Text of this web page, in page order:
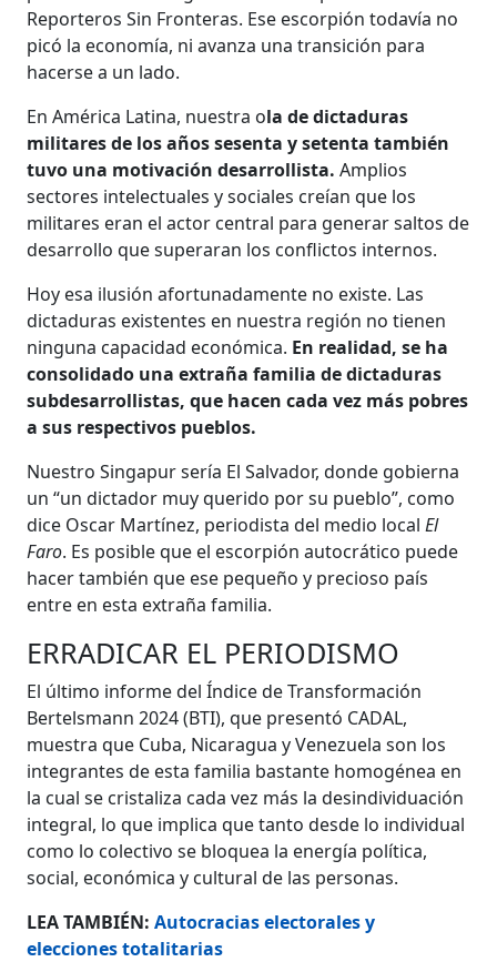
Reporteros Sin Fronteras. Ese escorpión todavía no
picó la economía, ni avanza una transición para
hacerse a un lado.
En América Latina, nuestra ola de dictaduras
militares de los años sesenta y setenta también
tuvo una motivación desarrollista. Amplios
sectores intelectuales y sociales creían que los
militares eran el actor central para generar saltos de
desarrollo que superaran los conflictos internos.
Hoy esa ilusión afortunadamente no existe. Las
dictaduras existentes en nuestra región no tienen
ninguna capacidad económica. En realidad, se ha
consolidado una extraña familia de dictaduras
subdesarrollistas, que hacen cada vez más pobres
a sus respectivos pueblos.
Nuestro Singapur sería El Salvador, donde gobierna
un “un dictador muy querido por su pueblo”, como
dice Oscar Martínez, periodista del medio localEl
Faro. Es posible que el escorpión autocrático puede
hacer también que ese pequeño y precioso país
entre en esta extraña familia.
ERRADICAR EL PERIODISMO
El último informe del Índice de Transformación
Bertelsmann 2024 (BTI), que presentó CADAL,
muestra que Cuba, Nicaragua y Venezuela son los
integrantes de esta familia bastante homogénea en
la cual se cristaliza cada vez más la desindividuación
integral, lo que implica que tanto desde lo individual
como lo colectivo se bloquea la energía política,
social, económica y cultural de las personas.
LEA TAMBIÉN:Autocracias electorales y
elecciones totalitarias